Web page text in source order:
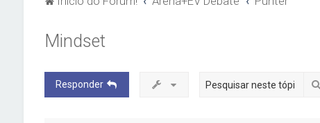
Mindset
Responder